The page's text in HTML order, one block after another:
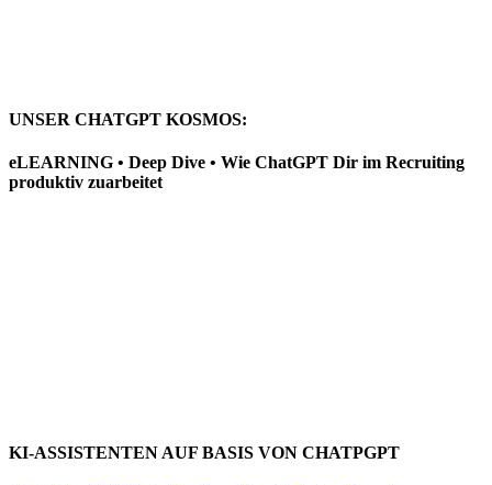
UNSER CHATGPT KOSMOS:
eLEARNING • Deep Dive • Wie ChatGPT Dir im Recruiting
produktiv zuarbeitet
KI-ASSISTENTEN AUF BASIS VON CHATPGPT